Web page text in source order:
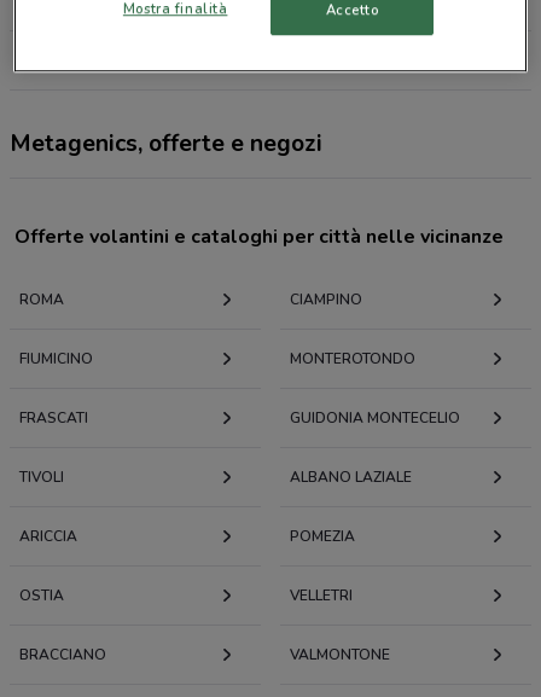
Metagenics, offerte e negozi
Offerte volantini e cataloghi per città nelle vicinanze
ROMA CIAMPINO
FIUMICINO MONTEROTONDO
FRASCATI GUIDONIA MONTECELIO
TIVOLI ALBANO LAZIALE
ARICCIA POMEZIA
OSTIA VELLETRI
BRACCIANO VALMONTONE
Mostra finalità Accetto